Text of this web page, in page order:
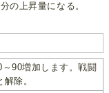
の上昇量になる。
90増加します。戦闘
除。